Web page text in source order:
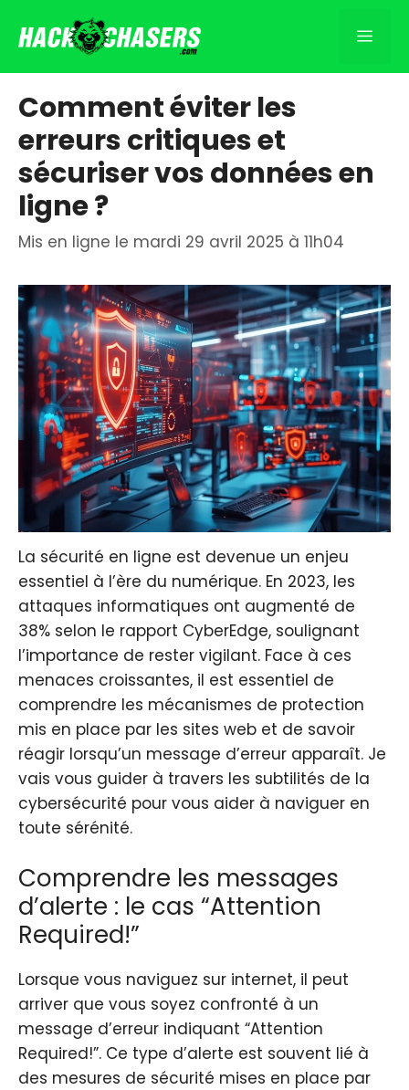
au
Comment éviter les
erreurs critiques et
sécuriser vos données en
ligne ?
Mis en ligne le mardi 29 avril 2025 à 11h04
La sécurité en ligne est devenue un enjeu
essentiel à l’ère du numérique. En 2023, les
attaques informatiques ont augmenté de
38% selon le rapport CyberEdge, soulignant
l’importance de rester vigilant. Face à ces
menaces croissantes, il est essentiel de
comprendre les mécanismes de protection
mis en place par les sites web et de savoir
réagir lorsqu’un message d’erreur apparaît. Je
vais vous guider à travers les subtilités de la
cybersécurité pour vous aider à naviguer en
toute sérénité.
Comprendre les messages
d’alerte : le cas “Attention
Required!”
Lorsque vous naviguez sur internet, il peut
arriver que vous soyez confronté à un
message d’erreur indiquant “Attention
Required!”. Ce type d’alerte est souvent lié à
des mesures de sécurité mises en place par